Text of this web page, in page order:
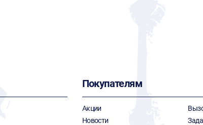
Покупателям
Акции
Новости